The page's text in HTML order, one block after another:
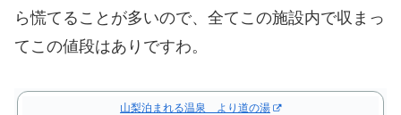
ら慌てることが多いので、全てこの施設内で収まっ
てこの値段はありですわ。
山梨泊まれる温泉 より道の湯